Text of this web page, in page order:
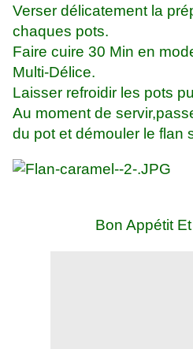
Verser délicatement la
chaques pots.
Faire cuire 30 Min en
Multi-Délice.
Laisser refroidir les pots
Au moment de
du pot et démouler le flan
Bon Appétit Et A